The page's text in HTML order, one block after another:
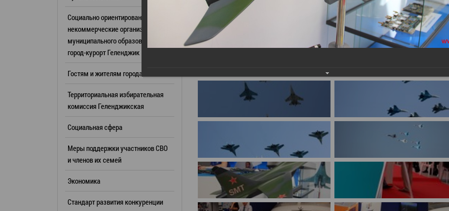
Антимонопольный комплаенс
Общественная безопасность
Инициативное бюджетирование
Инвестиционная
РУКОВОДИТЕЛИ
Резерв управленческих кадров
Торги
Сведения о нестационарных
субъектов МСП
Участие в программах
Официальные визиты и рабочие
поездки
Результаты проверок
Профсоюзные организации
имуществе и обязательствах
имущественного характера
План работы и график сессий
Написать обращение
Просмотр своего обращения
Установленные формы
обращений
Порядок и время приема
Порядок обжалования
Обзоры обращений лиц
Законодательная карта
Порядок оказания бесплатной
Социально ориентированные
некоммерческие организации
муниципального образования
город-курорт Геленджик
Гостям и жителям города
Территориальная избирательная
комиссия Геленджикcкая
Социальная сфера
Меры поддержки участников СВО
и членов их семей
Экономика
Стандарт развития конкуренции